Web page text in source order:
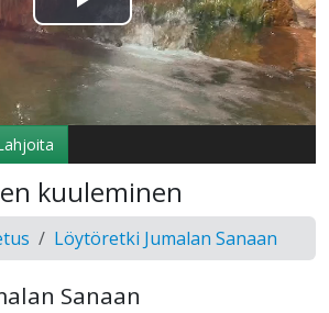
Toista
Video
kuuleminen
Löytöretki Jumalan Sanaan
Sanaan